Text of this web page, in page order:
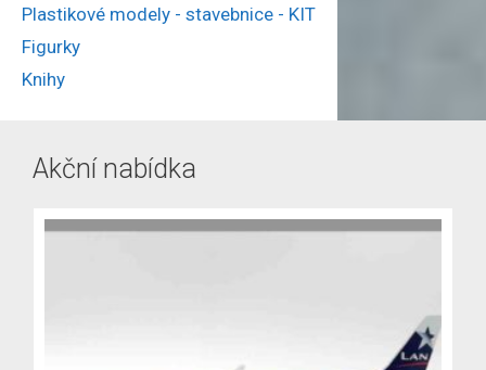
Plastikové modely - stavebnice - KIT
Figurky
Knihy
Akční nabídka